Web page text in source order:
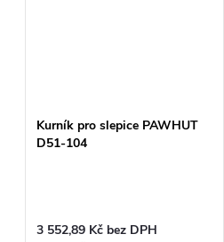
Kurník pro slepice PAWHUT
D51-104
3 552,89 Kč bez DPH